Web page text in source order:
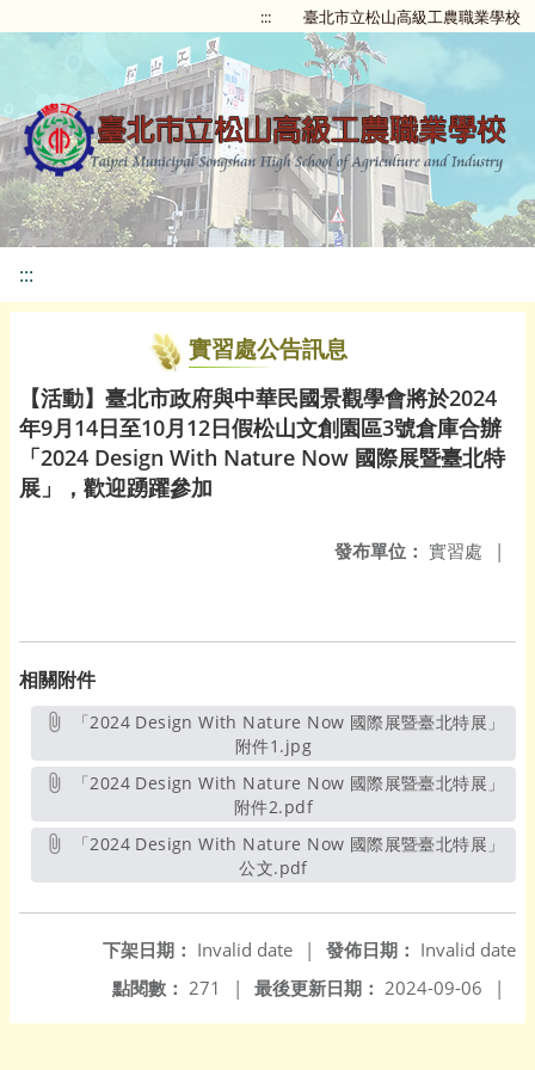
::: 臺北市立松山高級工農職業學校
:::
實習處公告訊息
【活動】臺北市政府與中華民國景觀學會將於2024
年9月14日至10月12日假松山文創園區3號倉庫合辦
「2024 Design With Nature Now 國際展暨臺北特
展」，歡迎踴躍參加
發布單位： 實習處 |
相關附件
附件1.jpg另開新視窗
附件2.pdf另開新視窗
公文.pdf另開新視窗
發佈日期： Invalid date
下架日期： Invalid date
|
最後更新日期： 2024-09-06 |
點閱數： 271 |